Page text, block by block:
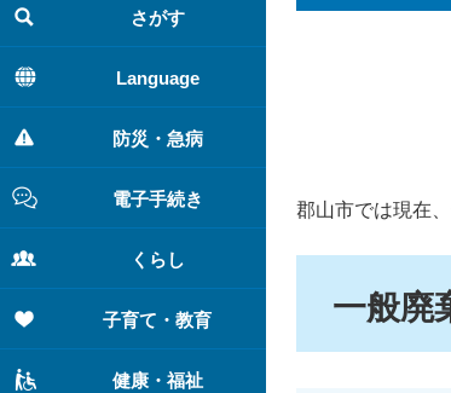
本
文
へ
さがす
Language
防災・急病
電子手続き
くらし
子育て・教育
健康・福祉
郡山市では現在
一般廃